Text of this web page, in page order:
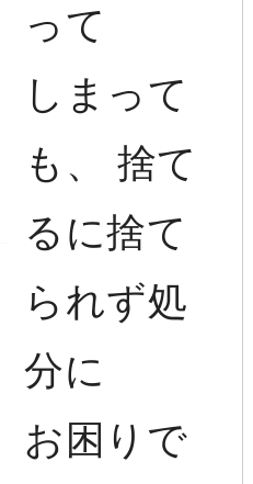
って
しまって
も、 捨て
るに捨て
られず処
分に
お困りで